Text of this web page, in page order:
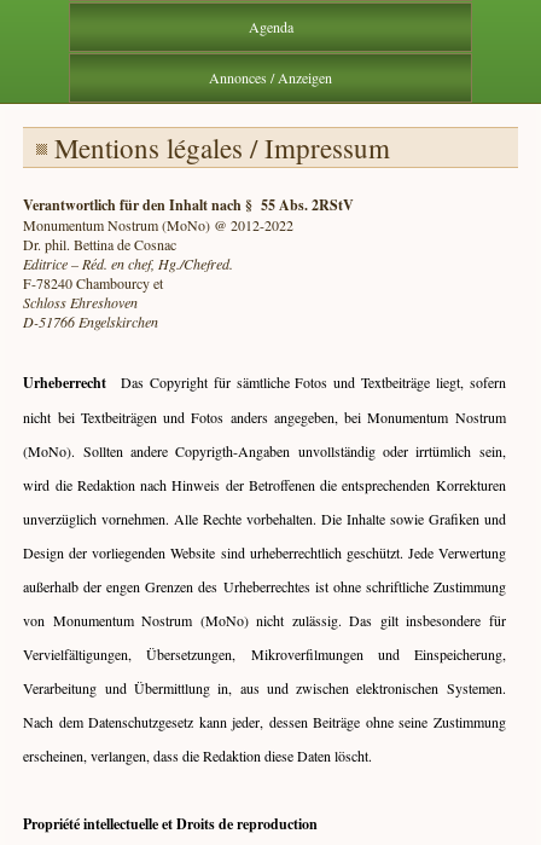
Agenda
Annonces / Anzeigen
Mentions légales / Impressum
Verantwortlich für den Inhalt nach § 55 Abs. 2RStV
Monumentum Nostrum (MoNo) @ 2012-2022
Dr. phil. Bettina de Cosnac
Editrice – Réd. en chef, Hg./Chefred.
F-78240 Chambourcy et
Schloss Ehreshoven
D-51766 Engelskirchen
Urheberrecht Das Copyright für sämtliche Fotos und Textbeiträge liegt, sofern
nicht bei Textbeiträgen und Fotos anders angegeben, bei Monumentum Nostrum
(MoNo). Sollten andere Copyrigth-Angaben unvollständig oder irrtümlich sein,
wird die Redaktion nach Hinweis der Betroffenen die entsprechenden Korrekturen
unverzüglich vornehmen. Alle Rechte vorbehalten. Die Inhalte sowie Grafiken und
Design der vorliegenden Website sind urheberrechtlich geschützt. Jede Verwertung
außerhalb der engen Grenzen des Urheberrechtes ist ohne schriftliche Zustimmung
von Monumentum Nostrum (MoNo) nicht zulässig. Das gilt insbesondere für
Vervielfältigungen, Übersetzungen, Mikroverfilmungen und Einspeicherung,
Verarbeitung und Übermittlung in, aus und zwischen elektronischen Systemen.
Nach dem Datenschutzgesetz kann jeder, dessen Beiträge ohne seine Zustimmung
erscheinen, verlangen, dass die Redaktion diese Daten löscht.
Propriété intellectuelle et Droits de reproduction